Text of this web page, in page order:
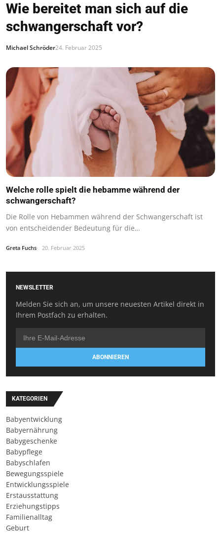
Wie bereitet man sich auf die
schwangerschaft vor?
Michael Schröder24. Februar 2025
Welche rolle spielt die hebamme während der
schwangerschaft?
Die Rolle von Hebammen während der Schwangerschaft ist
von entscheidender Bedeutung für die…
Greta Fuchs 20. Februar 2025
NEWSLETTER
Melden Sie sich an, um unsere neuesten Artikel direkt in
Ihrem Postfach zu erhalten.
ABONNIEREN
KATEGORIEN
Babyentwicklung
Babyernährung
Babygeschenke
Babypflege
Babyschlafen
Bewegungsspiele
Entwicklungsspiele
Erstausstattung
Erziehungstipps
Familienalltag
Geburt